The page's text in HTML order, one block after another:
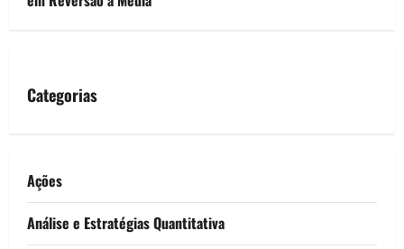
Categorias
Ações
Análise e Estratégias Quantitativa